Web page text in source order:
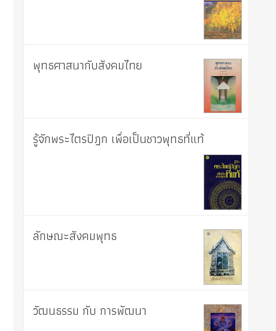
พุทธศาสนากับสังคมไทย
รู้จักพระไตรปิฎก เพื่อเป็นชาวพุทธที่แท้
ลักษณะสังคมพุทธ
วัฒนธรรม กับ การพัฒนา